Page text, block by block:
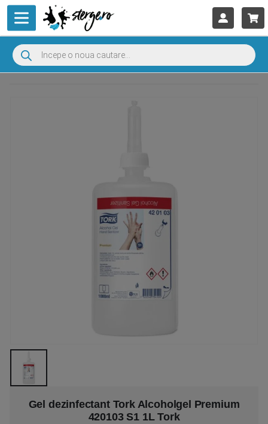
Gel dezinfectant Tork Alcoholgel Premium
420103 S1 1L Tork